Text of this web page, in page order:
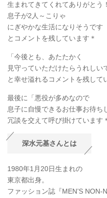
生まれてきてくれてありがとう！
息子が2人～こりゃ
にぎやかな生活になりそうです
とコメントを残しています＊
「今後とも、あたたかく
見守っていただけたらうれしい
と幸せ溢れるコメントを残して
最後に「悪役が多めなので
息子に自慢できるお仕事お待ち
冗談を交えて呼び掛けています
深水元基さんとは
1980年1月20日生まれの
東京都出身。
ファッション誌『MEN’S NON-